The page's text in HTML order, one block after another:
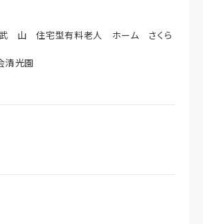
武 山 住宅型有料老人 ホーム さくら
清光園